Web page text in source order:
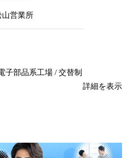
山営業所
子部品系工場 / 交替制
詳細を表示